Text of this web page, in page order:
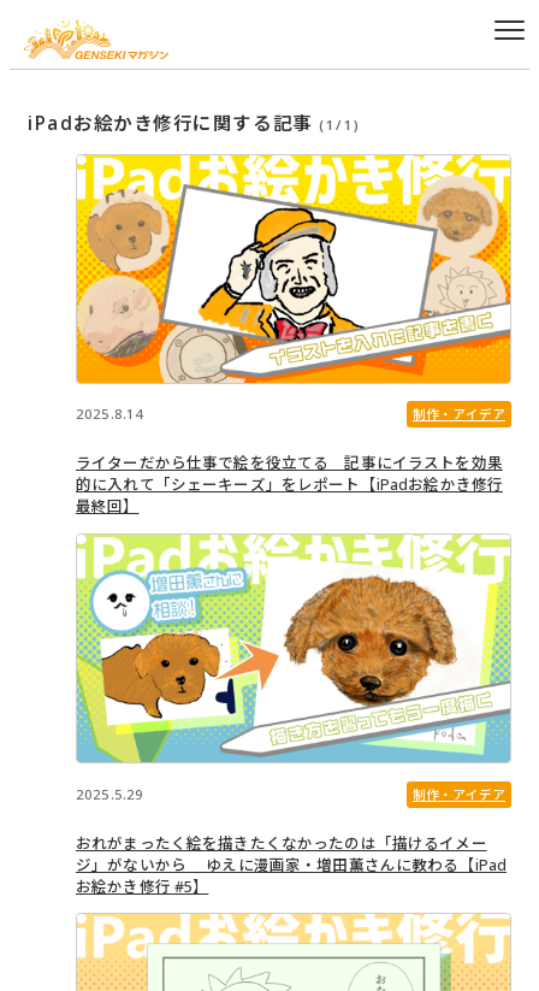
iPadお絵かき修行に関する記事(1/1)
2025.8.14 制作・アイデア
ライターだから仕事で絵を役立てる 記事にイラストを効果
的に入れて「シェーキーズ」をレポート【iPadお絵かき修行
最終回】
2025.5.29 制作・アイデア
おれがまったく絵を描きたくなかったのは「描けるイメー
ジ」がないから ゆえに漫画家・増田薫さんに教わる【iPad
お絵かき修行 #5】